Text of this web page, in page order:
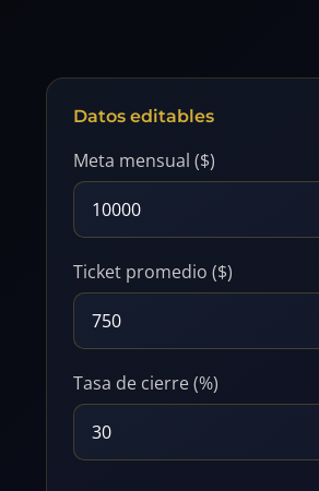
Datos editables
Meta mensual ($)
Ticket promedio ($)
Tasa de cierre (%)